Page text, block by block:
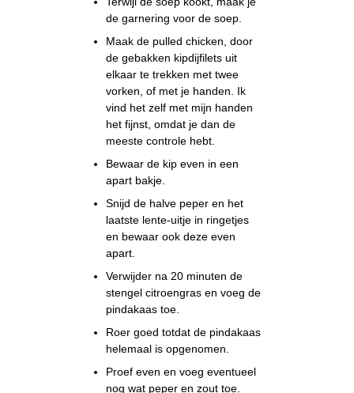
de garnering voor de soep.
Maak de pulled chicken, door
de gebakken kipdijfilets uit
elkaar te trekken met twee
vorken, of met je handen. Ik
vind het zelf met mijn handen
het fijnst, omdat je dan de
meeste controle hebt.
Bewaar de kip even in een
apart bakje.
Snijd de halve peper en het
laatste lente-uitje in ringetjes
en bewaar ook deze even
apart.
Verwijder na 20 minuten de
stengel citroengras en voeg de
pindakaas toe.
Roer goed totdat de pindakaas
helemaal is opgenomen.
Proef even en voeg eventueel
nog wat peper en zout toe.